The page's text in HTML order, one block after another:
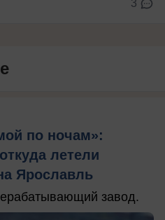
3
по ночам»:
летели
Ярославль
завод.